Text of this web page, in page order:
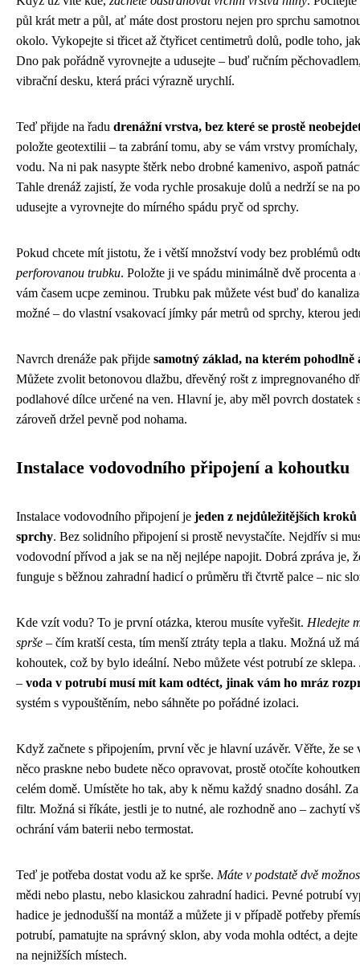
půl krát metr a půl, ať máte dost prostoru nejen pro sprchu
okolo. Vykopejte si třicet až čtyřicet centimetrů dolů, podle toho,
Dno pak pořádně vyrovnejte a udusejte – buď ručním
vibrační desku, která práci výrazně urychlí.
Teď přijde na řadu drenážní vrstva, bez které se prostě
položte geotextilii – ta zabrání tomu, aby se vám vrstvy
vodu. Na ni pak nasypte štěrk nebo drobné kamenivo, aspoň
Tahle drenáž zajistí, že voda rychle prosakuje dolů a nedrží se na
udusejte a vyrovnejte do mírného spádu pryč od sprchy.
Pokud chcete mít jistotu, že i větší množství vody bez problémů
perforovanou trubku. Položte ji ve spádu minimálně dvě procenta
vám časem ucpe zeminou. Trubku pak můžete vést buď do
možné – do vlastní vsakovací jímky pár metrů od sprchy, kterou
Navrch drenáže pak přijde samotný základ, na kterém pohodlně
Můžete zvolit betonovou dlažbu, dřevěný rošt z impregnovaného
podlahové dílce určené na ven. Hlavní je, aby měl povrch dostatek
zároveň držel pevně pod nohama.
Instalace vodovodního připojení a kohoutku
Instalace vodovodního připojení je jeden z nejdůležitějších
sprchy. Bez solidního připojení si prostě nevystačíte. Nejdřív si
vodovodní přívod a jak se na něj nejlépe napojit. Dobrá zpráva je,
funguje s běžnou zahradní hadicí o průměru tři čtvrtě palce – nic
Kde vzít vodu? To je první otázka, kterou musíte vyřešit. Hledejte
sprše – čím kratší cesta, tím menší ztráty tepla a tlaku. Možná už
kohoutek, což by bylo ideální. Nebo můžete vést potrubí ze sklepa.
– voda v potrubí musí mít kam odtéct, jinak vám ho mráz
systém s vypouštěním, nebo sáhněte po pořádné izolaci.
Když začnete s připojením, první věc je hlavní uzávěr. Věřte, že se
něco praskne nebo budete něco opravovat, prostě otočíte
celém domě. Umístěte ho tak, aby k němu každý snadno dosáhl.
filtr. Možná si říkáte, jestli je to nutné, ale rozhodně ano – zachytí
ochrání vám baterii nebo termostat.
Teď je potřeba dostat vodu až ke sprše. Máte v podstatě dvě
mědi nebo plastu, nebo klasickou zahradní hadici. Pevné potrubí
hadice je jednodušší na montáž a můžete ji v případě potřeby
potrubí, pamatujte na správný sklon, aby voda mohla odtéct, a
na nejnižších místech.